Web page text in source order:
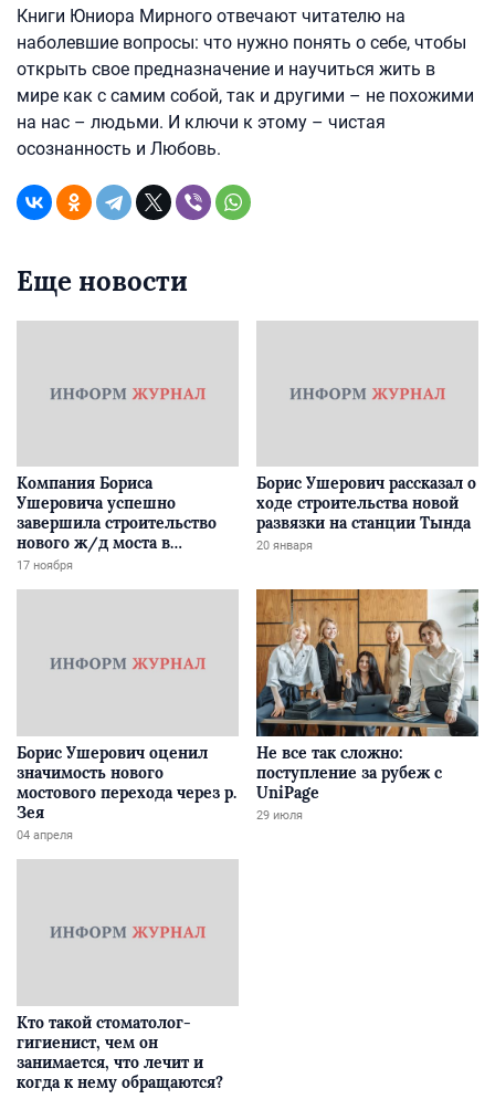
Книги Юниора Мирного отвечают читателю на
наболевшие вопросы: что нужно понять о себе, чтобы
открыть свое предназначение и научиться жить в
мире как с самим собой, так и другими – не похожими
на нас – людьми. И ключи к этому – чистая
осознанность и Любовь.
Еще новости
Компания Бориса
Ушеровича успешно
завершила строительство
нового ж/д моста в
Забайкалье
17 ноября
Борис Ушерович рассказал о
ходе строительства новой
развязки на станции Тында
20 января
Борис Ушерович оценил
значимость нового
мостового перехода через р.
Зея
04 апреля
Не все так сложно:
поступление за рубеж с
UniPage
29 июля
Кто такой стоматолог-
гигиенист, чем он
занимается, что лечит и
когда к нему обращаются?